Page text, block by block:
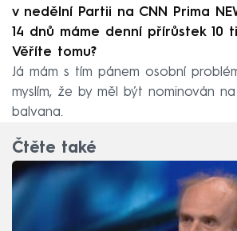
v nedělní Partii na CNN Prima
14 dnů máme denní přírůstek 10
Věříte tomu?
Já mám s tím pánem osobní
myslím, že by měl být nominován
balvana.
Čtěte také